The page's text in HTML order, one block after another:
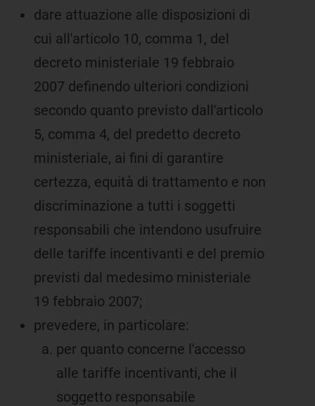
dare attuazione alle disposizioni di
cui all'articolo 10, comma 1, del
decreto ministeriale 19 febbraio
2007 definendo ulteriori condizioni
secondo quanto previsto dall'articolo
5, comma 4, del predetto decreto
ministeriale, ai fini di garantire
certezza, equità di trattamento e non
discriminazione a tutti i soggetti
responsabili che intendono usufruire
delle tariffe incentivanti e del premio
previsti dal medesimo ministeriale
19 febbraio 2007;
prevedere, in particolare:
per quanto concerne l'accesso
alle tariffe incentivanti, che il
soggetto responsabile